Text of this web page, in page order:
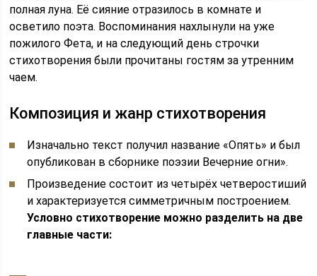
полная луна. Её сияние отразилось в комнате и
осветило поэта. Воспоминания нахлынули на уже
пожилого Фета, и на следующий день строчки
стихотворения были прочитаны гостям за утренним
чаем.
Композиция и жанр стихотворения
Изначально текст получил название «Опять» и был
опубликован в сборнике поэзии Вечерние огни».
Произведение состоит из четырёх четверостиший
и характеризуется симметричным построением.
Условно стихотворение можно разделить на две
главные части: